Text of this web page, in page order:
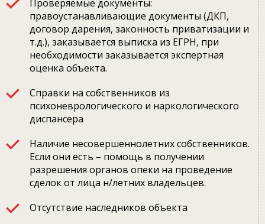
Проверяемые документы:
правоустанавливающие документы (ДКП,
договор дарения, законность приватизации и
т.д.), заказывается выписка из ЕГРН, при
необходимости заказывается экспертная
оценка объекта.
Справки на собственников из
психоневрологического и наркологического
диспансера
Наличие несовершеннолетних собственников.
Если они есть – помощь в получении
разрешения органов опеки на проведение
сделок от лица н/летних владельцев.
Отсутствие наследников объекта